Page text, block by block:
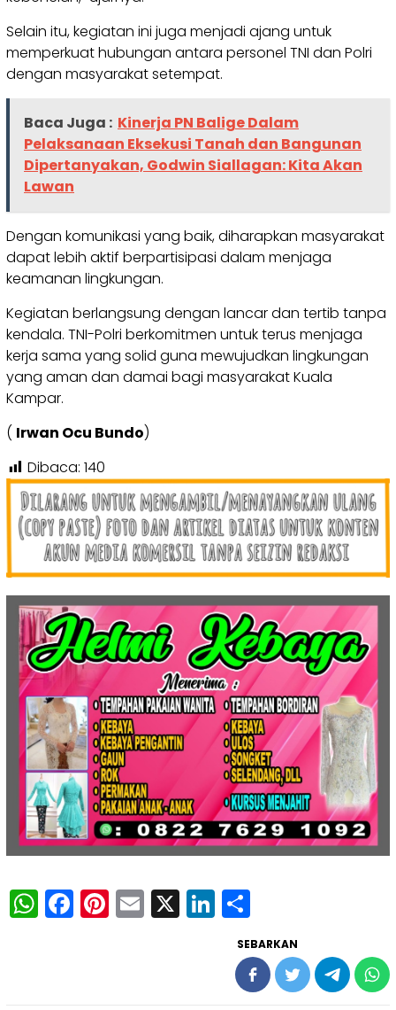
Selain itu, kegiatan ini juga menjadi ajang untuk
memperkuat hubungan antara personel TNI dan Polri
dengan masyarakat setempat.
Baca Juga : Kinerja PN Balige Dalam
Pelaksanaan Eksekusi Tanah dan Bangunan
Dipertanyakan, Godwin Siallagan: Kita Akan
Lawan
Dengan komunikasi yang baik, diharapkan masyarakat
dapat lebih aktif berpartisipasi dalam menjaga
keamanan lingkungan.
Kegiatan berlangsung dengan lancar dan tertib tanpa
kendala. TNI-Polri berkomitmen untuk terus menjaga
kerja sama yang solid guna mewujudkan lingkungan
yang aman dan damai bagi masyarakat Kuala
Kampar.
( Irwan Ocu Bundo)
Dibaca: 140
WhatsApp
Facebook
Pinterest
Email
X LinkedIn
SEBARKAN